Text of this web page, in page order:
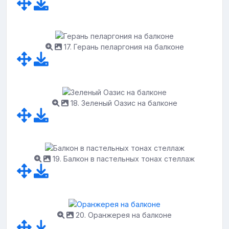
17. Герань пеларгония на балконе
18. Зеленый Оазис на балконе
19. Балкон в пастельных тонах стеллаж
20. Оранжерея на балконе